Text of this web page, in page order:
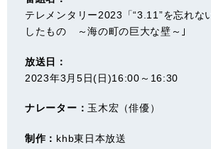
テレメンタリー2023「“3.11”を忘れ
したもの ～海の町の巨大な壁～｣
放送日：
2023年3月5日(日)16:00～16:30
ナレーター： 玉木宏（俳優）
制作： khb東日本放送